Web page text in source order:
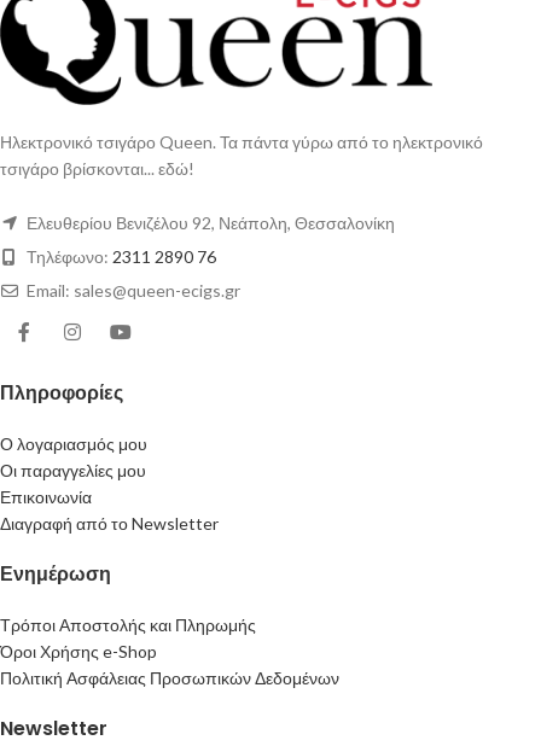
Ηλεκτρονικό τσιγάρο Queen. Τα πάντα γύρω από το ηλεκτρονικό
τσιγάρο βρίσκονται... εδώ!
Ελευθερίου Βενιζέλου 92, Νεάπολη, Θεσσαλονίκη
Τηλέφωνο: 2311 2890 76
Email: sales@queen-ecigs.gr
Πληροφορίες
Ο λογαριασμός μου
Οι παραγγελίες μου
Επικοινωνία
Διαγραφή από το Newsletter
Ενημέρωση
Τρόποι Αποστολής και Πληρωμής
Όροι Χρήσης e-Shop
Πολιτική Ασφάλειας Προσωπικών Δεδομένων
Newsletter